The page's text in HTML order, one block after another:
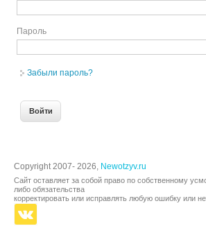
Пароль
Забыли пароль?
Copyright 2007- 2026, Newotzyv.ru
Сайт оставляет за собой право по собственному
либо обязательства
корректировать или исправлять любую ошибку или